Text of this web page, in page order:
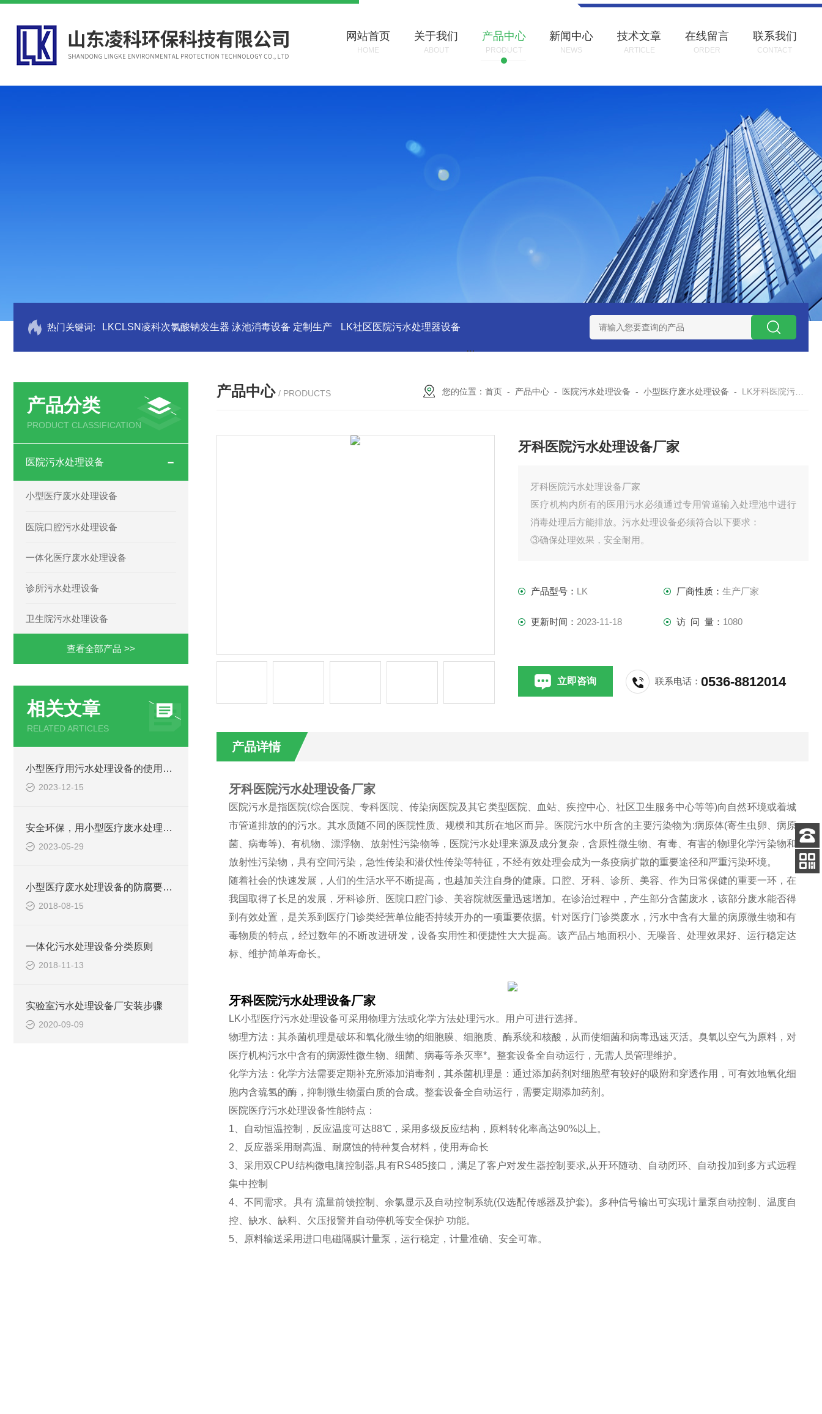
网站首页
HOME
关于我们
ABOUT
产品中心
PRODUCT
新闻中心
NEWS
技术文章
ARTICLE
在线留言
ORDER
联系我们
CONTACT
热门关键词: LKCLSN凌科次氯酸钠发生器 泳池消毒设备 定制生产 LK社区医院污水处理器设备 LK康复医院废水处理器设备 LK康复医院污水处理
产品分类
PRODUCT CLASSIFICATION
医院污水处理设备
小型医疗废水处理设备
医院口腔污水处理设备
一体化医疗废水处理设备
诊所污水处理设备
卫生院污水处理设备
查看全部产品 >>
相关文章
RELATED ARTICLES
小型医疗用污水处理设备的使用注意事项
2023-12-15
安全环保，用小型医疗废水处理设备
2023-05-29
小型医疗废水处理设备的防腐要求你做到了吗
2018-08-15
一体化污水处理设备分类原则
2018-11-13
实验室污水处理设备厂安装步骤
2020-09-09
产品中心 / PRODUCTS 您的位置：首页 - 产品中心 - 医院污水处理设备 -小型医疗废水处理设备 - LK牙科医院污水处理设备厂家
牙科医院污水处理设备厂家
牙科医院污水处理设备厂家
医疗机构内所有的医用污水必须通过专用管道输入处理池中进行
消毒处理后方能排放。污水处理设备必须符合以下要求：
③确保处理效果，安全耐用。
产品型号： LK 厂商性质： 生产厂家
更新时间： 2023-11-18 访 问 量： 1080
立即咨询 联系电话：0536-8812014
产品详情
牙科医院污水处理设备厂家
医院污水是指医院(综合医院、专科医院、传染病医院及其它类型医院、血站、疾控中心、社区卫生服务中心等等)向自然环境或着城
市管道排放的的污水。其水质随不同的医院性质、规模和其所在地区而异。医院污水中所含的主要污染物为:病原体(寄生虫卵、病原
菌、病毒等)、有机物、漂浮物、放射性污染物等，医院污水处理来源及成分复杂，含原性微生物、有毒、有害的物理化学污染物和
放射性污染物，具有空间污染，急性传染和潜伏性传染等特征，不经有效处理会成为一条疫病扩散的重要途径和严重污染环境。
随着社会的快速发展，人们的生活水平不断提高，也越加关注自身的健康。口腔、牙科、诊所、美容、作为日常保健的重要一环，在
我国取得了长足的发展，牙科诊所、医院口腔门诊、美容院就医量迅速增加。在诊治过程中，产生部分含菌废水，该部分废水能否得
到有效处置，是关系到医疗门诊类经营单位能否持续开办的一项重要依据。针对医疗门诊类废水，污水中含有大量的病原微生物和有
毒物质的特点，经过数年的不断改进研发，设备实用性和便捷性大大提高。该产品占地面积小、无噪音、处理效果好、运行稳定达
标、维护简单寿命长。
牙科医院污水处理设备厂家
LK小型医疗污水处理设备可采用物理方法或化学方法处理污水。用户可进行选择。
物理方法：其杀菌机理是破坏和氧化微生物的细胞膜、细胞质、酶系统和核酸，从而使细菌和病毒迅速灭活。臭氧以空气为原料，对
医疗机构污水中含有的病源性微生物、细菌、病毒等杀灭率*。整套设备全自动运行，无需人员管理维护。
化学方法：化学方法需要定期补充所添加消毒剂，其杀菌机理是：通过添加药剂对细胞壁有较好的吸附和穿透作用，可有效地氧化细
胞内含巯氢的酶，抑制微生物蛋白质的合成。整套设备全自动运行，需要定期添加药剂。
医院医疗污水处理设备性能特点：
1、自动恒温控制，反应温度可达88℃，采用多级反应结构，原料转化率高达90%以上。
2、反应器采用耐高温、耐腐蚀的特种复合材料，使用寿命长
3、采用双CPU结构微电脑控制器,具有RS485接口，满足了客户对发生器控制要求,从开环随动、自动闭环、自动投加到多方式远程
集中控制
4、不同需求。具有 流量前馈控制、余氯显示及自动控制系统(仅选配传感器及护套)。多种信号输出可实现计量泵自动控制、温度自
控、缺水、缺料、欠压报警并自动停机等安全保护 功能。
5、原料输送采用进口电磁隔膜计量泵，运行稳定，计量准确、安全可靠。
客服
电话